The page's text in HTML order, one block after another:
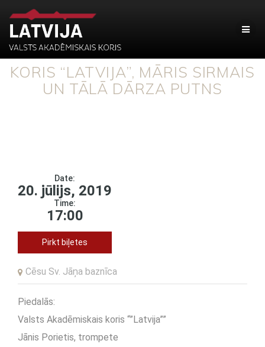
KORIS “LATVIJA”, MĀRIS SIRMAIS
UN TĀLĀ DĀRZA PUTNS
Date:
20. jūlijs, 2019
Time:
17:00
Pirkt biļetes
Cēsu Sv. Jāņa baznīca
Piedalās:
Valsts Akadēmiskais koris “”Latvija””
Jānis Porietis, trompete